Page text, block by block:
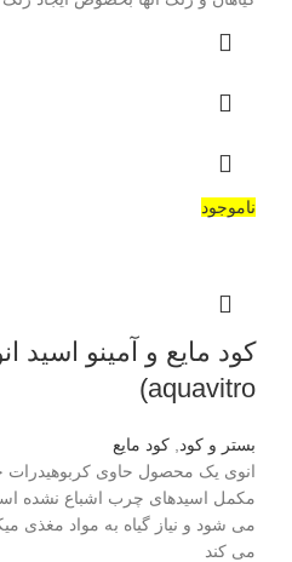
ناموجود
aquavitro)
بستر و کود
کود مایع
انوی یک محصول حاوی کربوهیدرات
مکمل اسیدهای چرب اشباع نشده
می شود و نیاز گیاه به مواد مغذی
می کند